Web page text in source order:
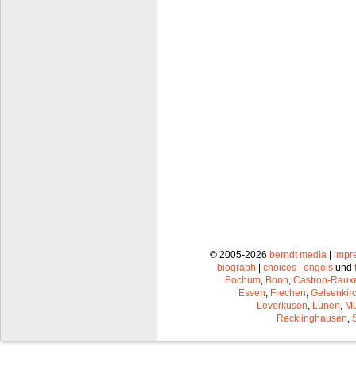
© 2005-2026 berndt media |
biograph | choices | engels und
Bochum Bonn Castrop-
Essen Frechen
Leverkusen Lünen
Recklinghausen